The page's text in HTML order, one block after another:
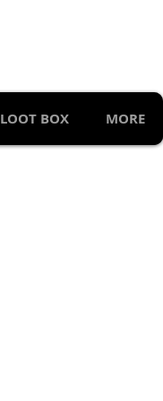
LOOT BOX MORE